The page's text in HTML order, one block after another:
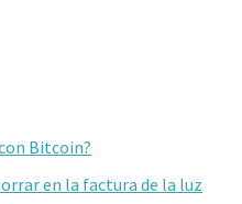
Bitcoin?
en la factura de la luz